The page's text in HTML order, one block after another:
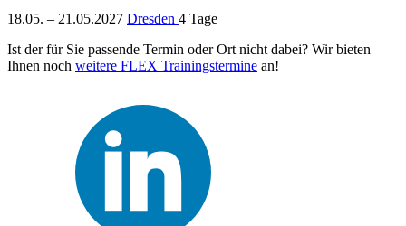
18.05. – 21.05.2027 Dresden 4 Tage
Ist der für Sie passende Termin oder Ort nicht dabei? Wir bieten
Ihnen noch weitere FLEX Trainingstermine an!